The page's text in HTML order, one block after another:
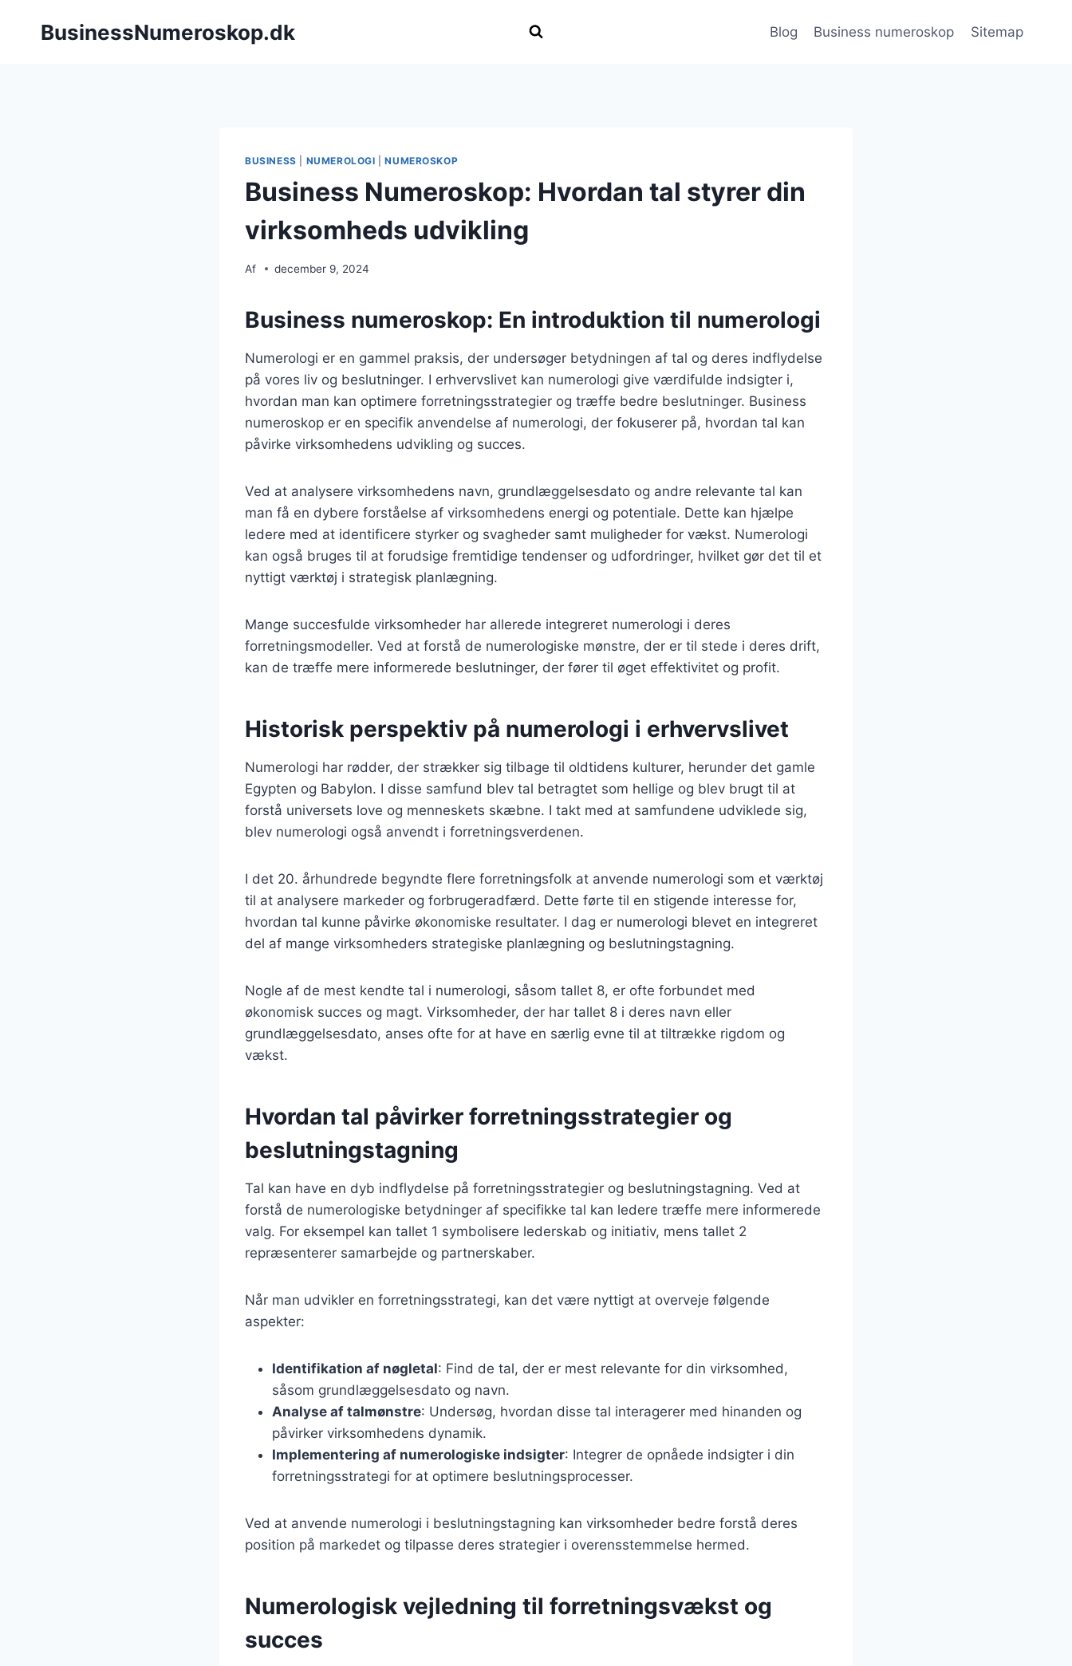
BusinessNumeroskop.dk Blog Business numeroskop Sitemap
BUSINESS NUMEROLOGI |NUMEROSKOP
Business Numeroskop: Hvordan tal styrer din
virksomheds udvikling
Af december 9, 2024
Business numeroskop: En introduktion til numerologi
Numerologi er en gammel praksis, der undersøger betydningen af tal og deres indflydelse
på vores liv og beslutninger. I erhvervslivet kan numerologi give værdifulde indsigter i,
hvordan man kan optimere forretningsstrategier og træffe bedre beslutninger. Business
numeroskop er en specifik anvendelse af numerologi, der fokuserer på, hvordan tal kan
påvirke virksomhedens udvikling og succes.
Ved at analysere virksomhedens navn, grundlæggelsesdato og andre relevante tal kan
man få en dybere forståelse af virksomhedens energi og potentiale. Dette kan hjælpe
ledere med at identificere styrker og svagheder samt muligheder for vækst. Numerologi
kan også bruges til at forudsige fremtidige tendenser og udfordringer, hvilket gør det til et
nyttigt værktøj i strategisk planlægning.
Mange succesfulde virksomheder har allerede integreret numerologi i deres
forretningsmodeller. Ved at forstå de numerologiske mønstre, der er til stede i deres drift,
kan de træffe mere informerede beslutninger, der fører til øget effektivitet og profit.
Historisk perspektiv på numerologi i erhvervslivet
Numerologi har rødder, der strækker sig tilbage til oldtidens kulturer, herunder det gamle
Egypten og Babylon. I disse samfund blev tal betragtet som hellige og blev brugt til at
forstå universets love og menneskets skæbne. I takt med at samfundene udviklede sig,
blev numerologi også anvendt i forretningsverdenen.
I det 20. århundrede begyndte flere forretningsfolk at anvende numerologi som et værktøj
til at analysere markeder og forbrugeradfærd. Dette førte til en stigende interesse for,
hvordan tal kunne påvirke økonomiske resultater. I dag er numerologi blevet en integreret
del af mange virksomheders strategiske planlægning og beslutningstagning.
Nogle af de mest kendte tal i numerologi, såsom tallet 8, er ofte forbundet med
økonomisk succes og magt. Virksomheder, der har tallet 8 i deres navn eller
grundlæggelsesdato, anses ofte for at have en særlig evne til at tiltrække rigdom og
vækst.
Hvordan tal påvirker forretningsstrategier og
beslutningstagning
Tal kan have en dyb indflydelse på forretningsstrategier og beslutningstagning. Ved at
forstå de numerologiske betydninger af specifikke tal kan ledere træffe mere informerede
valg. For eksempel kan tallet 1 symbolisere lederskab og initiativ, mens tallet 2
repræsenterer samarbejde og partnerskaber.
Når man udvikler en forretningsstrategi, kan det være nyttigt at overveje følgende
aspekter:
Identifikation af nøgletal: Find de tal, der er mest relevante for din virksomhed,
såsom grundlæggelsesdato og navn.
Analyse af talmønstre: Undersøg, hvordan disse tal interagerer med hinanden og
påvirker virksomhedens dynamik.
Implementering af numerologiske indsigter: Integrer de opnåede indsigter i din
forretningsstrategi for at optimere beslutningsprocesser.
Ved at anvende numerologi i beslutningstagning kan virksomheder bedre forstå deres
position på markedet og tilpasse deres strategier i overensstemmelse hermed.
Numerologisk vejledning til forretningsvækst og
succes